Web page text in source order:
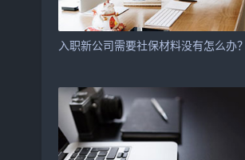
入职新公司需要社保材料没有怎么办？